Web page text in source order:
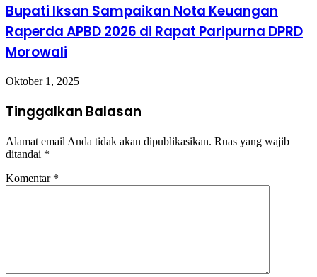
Bupati Iksan Sampaikan Nota Keuangan
Raperda APBD 2026 di Rapat Paripurna DPRD
Morowali
Oktober 1, 2025
Tinggalkan Balasan
Alamat email Anda tidak akan dipublikasikan. Ruas yang wajib
ditandai *
Komentar *